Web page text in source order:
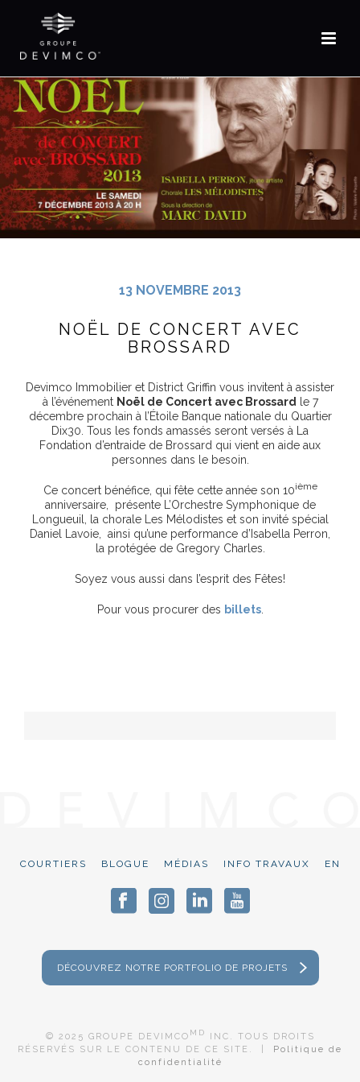
EN
13 NOVEMBRE 2013
NOËL DE CONCERT AVEC
BROSSARD
Devimco Immobilier et District Griffin vous invitent à assister
à l’événement Noël de Concert avec Brossard
le 7
décembre prochain à l’Étoile Banque nationale du Quartier
Dix30. Tous les fonds amassés seront versés à La
Fondation d’entraide de Brossard qui vient en aide aux
personnes dans le besoin.
Ce concert bénéfice, qui fête cette année son 10ième
anniversaire, présente L’Orchestre Symphonique de
Longueuil, la chorale Les Mélodistes et son invité spécial
Daniel Lavoie, ainsi qu’une performance d’Isabella Perron,
la protégée de Gregory Charles.
Soyez vous aussi dans l’esprit des Fêtes!
Pour vous procurer des billets.
COURTIERS BLOGUE MÉDIAS INFO TRAVAUX EN
DÉCOUVREZ NOTRE PORTFOLIO DE PROJETS
© 2025 GROUPE DEVIMCO MD
INC. TOUS DROITS
RÉSERVÉS SUR LE CONTENU DE CE SITE. | Politique de
confidentialité